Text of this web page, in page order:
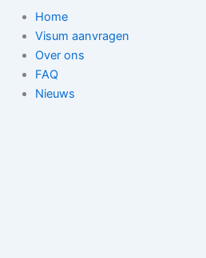
Home
Visum aanvragen
Over ons
FAQ
Nieuws